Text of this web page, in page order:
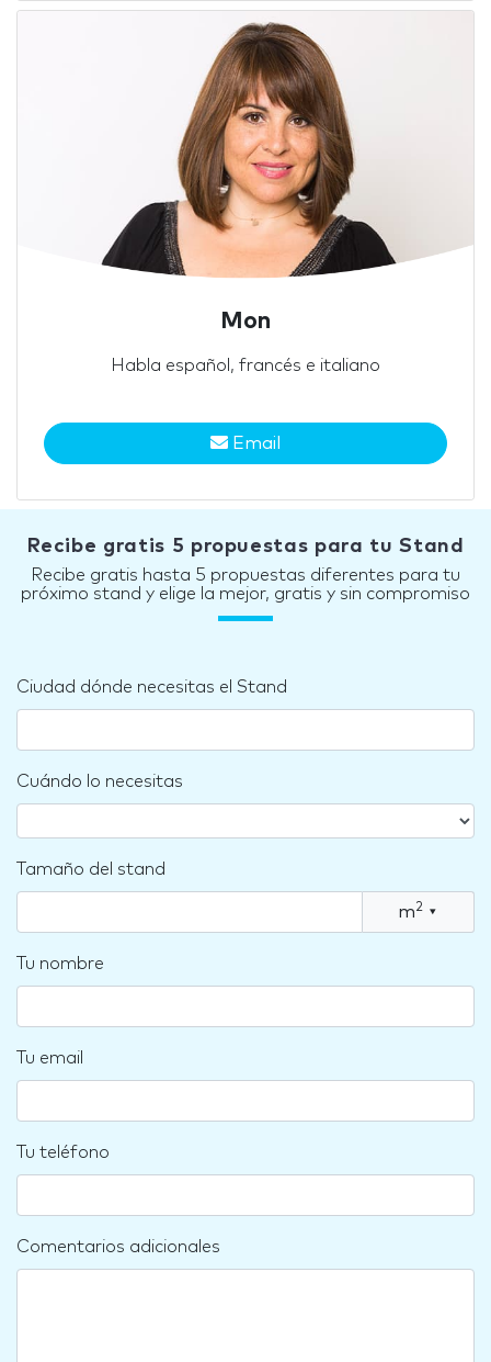
Mon
Habla español, francés e italiano
Email
Recibe gratis 5 propuestas para tu Stand
Recibe gratis hasta 5 propuestas diferentes para tu
próximo stand y elige la mejor, gratis y sin compromiso
Ciudad dónde necesitas el Stand
Cuándo lo necesitas
Tamaño del stand
m2 ▾
Tu nombre
Tu email
Tu teléfono
Comentarios adicionales